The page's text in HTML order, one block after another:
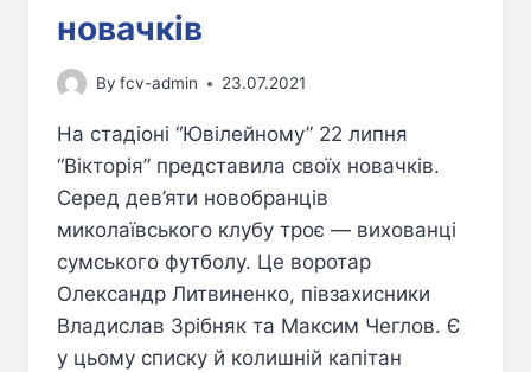
новачків
By fcv-admin 23.07.2021
На стадіоні “Ювілейному” 22 липня
“Вікторія” представила своїх новачків.
Серед дев’яти новобранців
миколаївського клубу троє — вихованці
сумського футболу. Це воротар
Олександр Литвиненко, півзахисники
Владислав Зрібняк та Максим Чеглов. Є
у цьому списку й колишній капітан